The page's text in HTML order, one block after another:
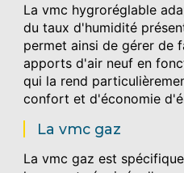
La vmc hygroréglable
du taux d'humidité
permet ainsi de gérer de
apports d'air neuf en
qui la rend
confort et d'économie
La vmc gaz
La vmc gaz est